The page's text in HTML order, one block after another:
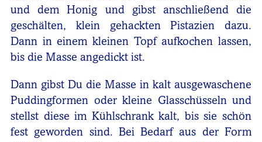
und dem Honig und gibst anschließend die
geschälten, klein gehackten Pistazien dazu.
Dann in einem kleinen Topf aufkochen lassen,
bis die Masse angedickt ist.
Dann gibst Du die Masse in kalt ausgewaschene
Puddingformen oder kleine Glasschüsseln und
stellst diese im Kühlschrank kalt, bis sie schön
fest geworden sind. Bei Bedarf aus der Form